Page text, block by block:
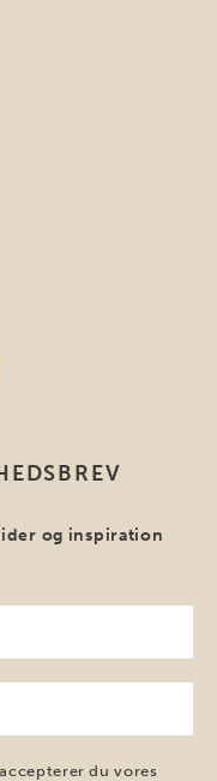
og inspiration
du vores